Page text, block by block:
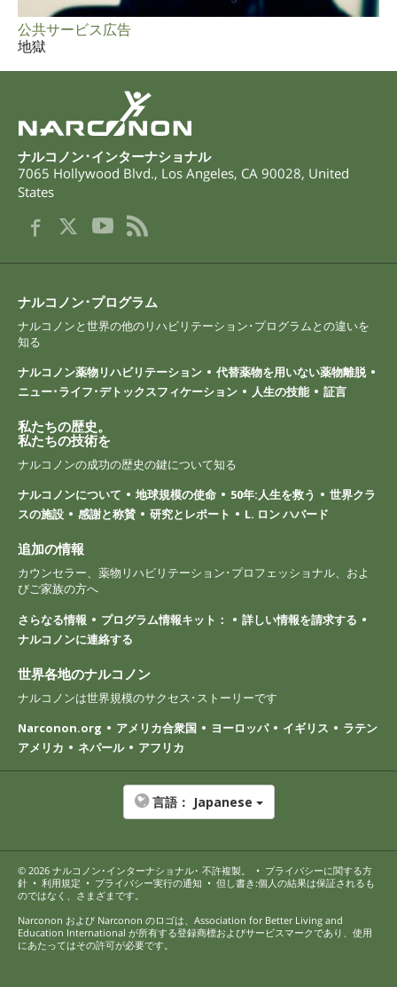
公共サービス広告
地獄
ナルコノン･インターナショナル
7065 Hollywood Blvd., Los Angeles, CA 90028, United
States
ナルコノン･プログラム
ナルコノンと世界の他のリハビリテーション･プログラムとの違いを
知る
ナルコノン薬物リハビリテーション
代替薬物を用いない薬物離脱
ニュー･ライフ･デトックスフィケーション
人生の技能 証言
私たちの歴史。
私たちの技術を
ナルコノンの成功の歴史の鍵について知る
ナルコノンについて
地球規模の使命 50年:人生を救う
世界クラ
スの施設
感謝と称賛 研究とレポート L. ロン ハバード
追加の情報
カウンセラー、薬物リハビリテーション･プロフェッショナル、およ
びご家族の方へ
さらなる情報
プログラム情報キット：
詳しい情報を請求する
ナルコノンに連絡する
世界各地のナルコノン
ナルコノンは世界規模のサクセス･ストーリーです
Narconon.org
アメリカ合衆国 ヨーロッパ イギリス
ラテン
アメリカ
ネパール アフリカ
言語： Japanese
© 2026 ナルコノン･インターナショナル･ 不許複製。 • プライバシーに関する方
針 • 利用規定 • プライバシー実行の通知 • 但し書き:個人の結果は保証されるも
のではなく、さまざまです。
Narconon および Narconon のロゴは、Association for Better Living and
Education International が所有する登録商標およびサービスマークであり、使用
にあたってはその許可が必要です。